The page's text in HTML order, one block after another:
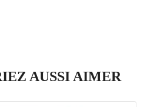
AUSSI AIMER